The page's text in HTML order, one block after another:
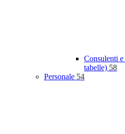
Consulenti
tabelle) 58
Personale 54